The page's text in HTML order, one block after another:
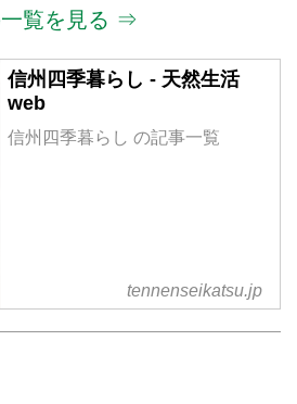
覧を見る ⇒
信州四季暮らし - 天然生活
web
信州四季暮らし の記事一覧
tennenseikatsu.jp